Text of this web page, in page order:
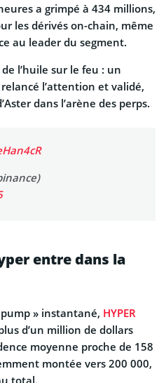
a grimpé à 434 millions,
les dérivés on-chain, même
au leader du segment.
l’huile sur le feu : un
l’attention et validé,
dans l’arène des perps.
entre dans la
» instantané, HYPER
d’un million de dollars
moyenne proche de 158
montée vers 200 000,
total.